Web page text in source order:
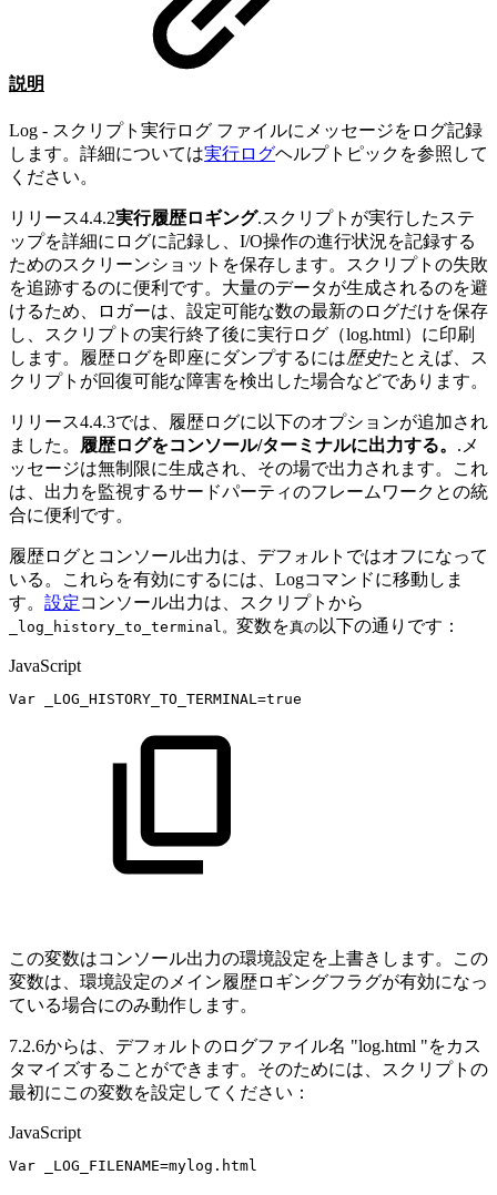
説明
Log - スクリプト実行ログ ファイルにメッセージをログ記録
します。詳細については実行ログヘルプトピックを参照して
ください。
リリース4.4.2実行履歴ロギング.スクリプトが実行したステ
ップを詳細にログに記録し、I/O操作の進行状況を記録する
ためのスクリーンショットを保存します。スクリプトの失敗
を追跡するのに便利です。大量のデータが生成されるのを避
けるため、ロガーは、設定可能な数の最新のログだけを保存
し、スクリプトの実行終了後に実行ログ（log.html）に印刷
します。履歴ログを即座にダンプするには歴史たとえば、ス
クリプトが回復可能な障害を検出した場合などであります。
リリース4.4.3では、履歴ログに以下のオプションが追加され
ました。 履歴ログをコンソール/ターミナルに出力する。 .メ
ッセージは無制限に生成され、その場で出力されます。これ
は、出力を監視するサードパーティのフレームワークとの統
合に便利です。
履歴ログとコンソール出力は、デフォルトではオフになって
いる。これらを有効にするには、Logコマンドに移動しま
す。 設定コンソール出力は、スクリプトから
_log_history_to_terminal。 変数を真の以下の通りです：
JavaScript
Var _LOG_HISTORY_TO_TERMINAL=true
この変数はコンソール出力の環境設定を上書きします。この
変数は、環境設定のメイン履歴ロギングフラグが有効になっ
ている場合にのみ動作します。
7.2.6からは、デフォルトのログファイル名 "log.html "をカス
タマイズすることができます。そのためには、スクリプトの
最初にこの変数を設定してください：
JavaScript
Var _LOG_FILENAME=mylog . html